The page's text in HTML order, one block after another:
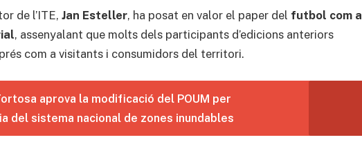
de l’ITE, Jan Esteller, ha posat en valor el paper del futbol com a
, assenyalant que molts dels participants d’edicions anteriors
com a visitants i consumidors del territori.
aprova la modificació del POUM per
del sistema nacional de zones inundables